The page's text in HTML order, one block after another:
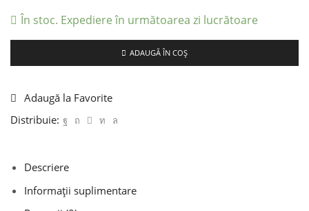
În stoc. Expediere în următoarea zi lucrătoare
ADAUGĂ ÎN COȘ
Adaugă la Favorite
Distribuie:
Descriere
Informații suplimentare